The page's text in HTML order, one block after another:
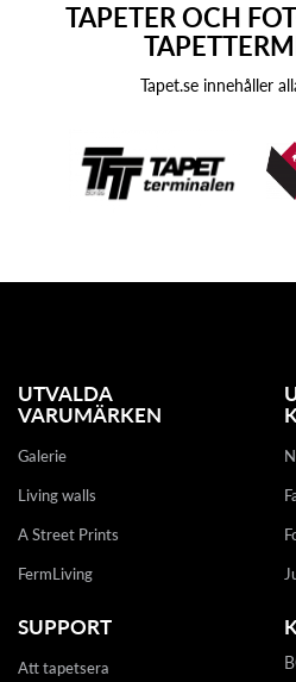
TAPETER OCH
Tapet.se innehåller
UTVALDA
VARUMÄRKEN
Galerie
Living walls
A Street Prints
FermLiving
SUPPORT
Att tapetsera